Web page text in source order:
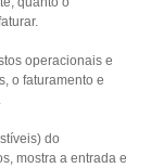
operacionais e
o faturamento e
do
mostra a entrada e